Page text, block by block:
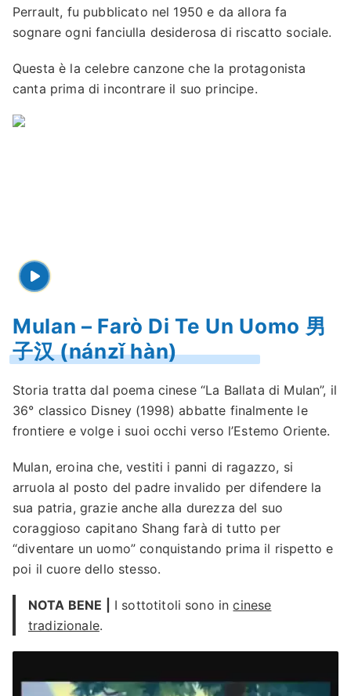
Perrault, fu pubblicato nel 1950 e da allora fa
sognare ogni fanciulla desiderosa di riscatto sociale.
Questa è la celebre canzone che la protagonista
canta prima di incontrare il suo principe.
Mulan – Farò Di Te Un Uomo 男
子汉 (nánzǐ hàn)
Storia tratta dal poema cinese “La Ballata di Mulan”, il
36° classico Disney (1998) abbatte finalmente le
frontiere e volge i suoi occhi verso l’Estemo Oriente.
Mulan, eroina che, vestiti i panni di ragazzo, si
arruola al posto del padre invalido per difendere la
sua patria, grazie anche alla durezza del suo
coraggioso capitano Shang farà di tutto per
“diventare un uomo” conquistando prima il rispetto e
poi il cuore dello stesso.
NOTA BENE | I sottotitoli sono incinese
tradizionale.